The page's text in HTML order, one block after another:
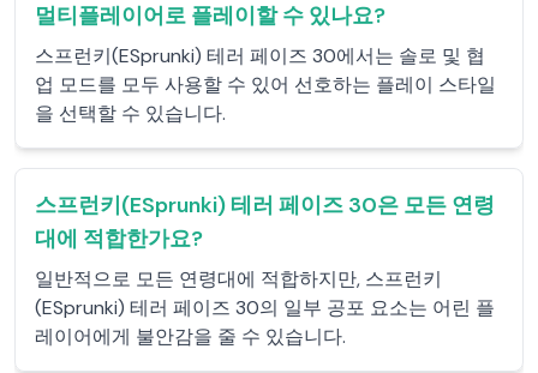
멀티플레이어로 플레이할 수 있나요?
스프런키(ESprunki) 테러 페이즈 30에서는 솔로 및 협
업 모드를 모두 사용할 수 있어 선호하는 플레이 스타일
을 선택할 수 있습니다.
스프런키(ESprunki) 테러 페이즈 30은 모든 연령
대에 적합한가요?
일반적으로 모든 연령대에 적합하지만, 스프런키
(ESprunki) 테러 페이즈 30의 일부 공포 요소는 어린 플
레이어에게 불안감을 줄 수 있습니다.